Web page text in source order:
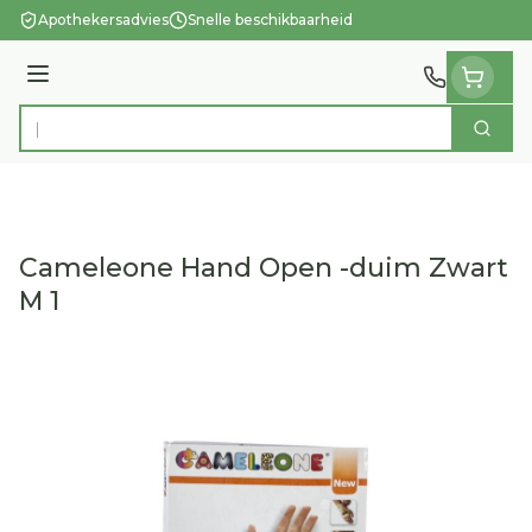
Ga naar de inhoud
Apothekersadvies Snelle beschikbaarheid
Menu
Product, merk, categorie... Zoek
Cameleone Hand Open -duim Zwart
M 1